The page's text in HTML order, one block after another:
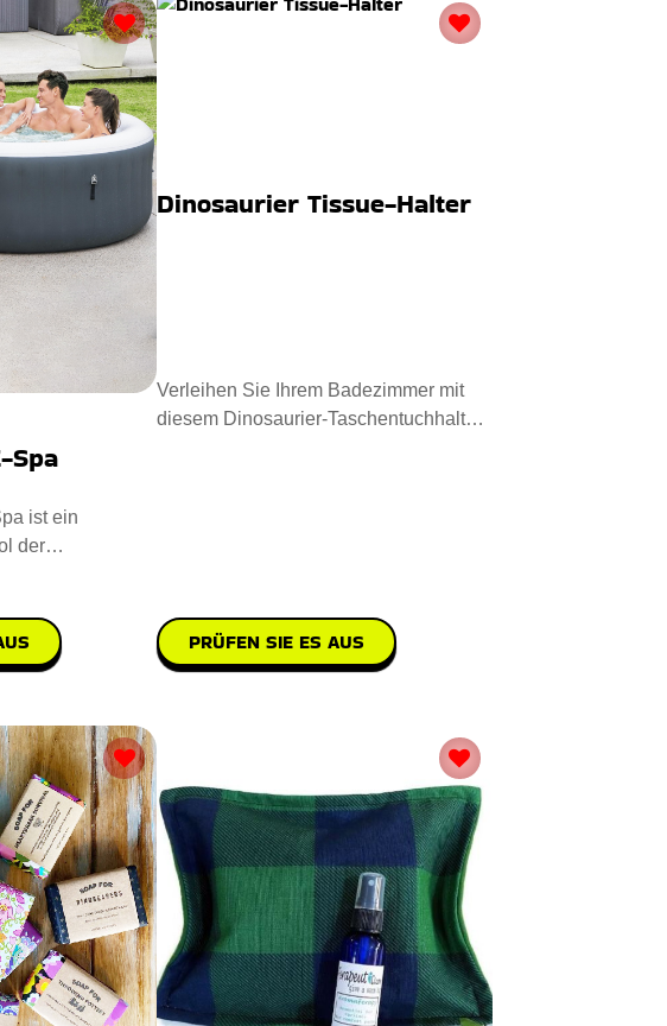
Spa
ist ein
der
Dinosaurier Tissue-Halter
Verleihen Sie Ihrem Badezimmer mit
diesem Dinosaurier-Taschentuchhalter
PRÜFEN SIE ES AUS